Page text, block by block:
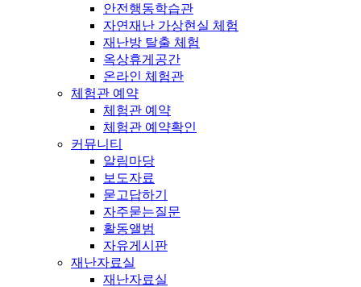
안전행동학습관
자연재난 가상현실 체험
재난방 탈출 체험
옥상휴게공간
온라인 체험관
체험관 예약
체험관 예약
체험관 예약확인
커뮤니티
알림마당
보도자료
묻고답하기
자주묻는질문
활동앨범
자유게시판
재난자료실
재난자료실